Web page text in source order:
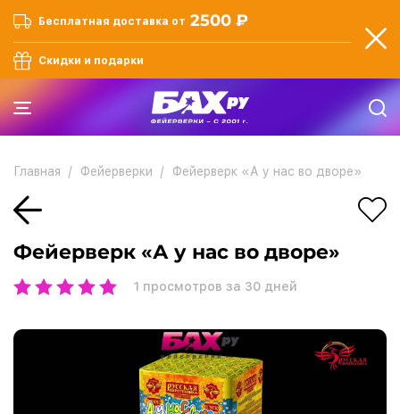
Бесплатная доставка от 2500 ₽
Скидки и подарки
Главная Фейерверки Фейерверк «А у нас во дворе»
Фейерверк «А у нас во дворе»
1 просмотров за 30 дней